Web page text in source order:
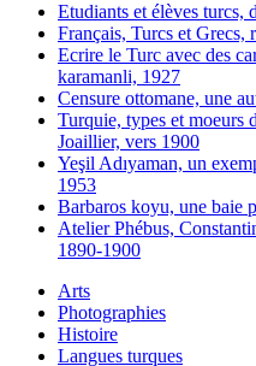
Etudiants et élèves turcs,
Français, Turcs et Grecs,
Ecrire le Turc avec des
karamanli, 1927
Censure ottomane, une
Turquie, types et moeurs
Joaillier, vers 1900
Yeşil Adıyaman, un
1953
Barbaros koyu, une baie
Atelier Phébus,
1890-1900
Arts
Photographies
Histoire
Langues turques